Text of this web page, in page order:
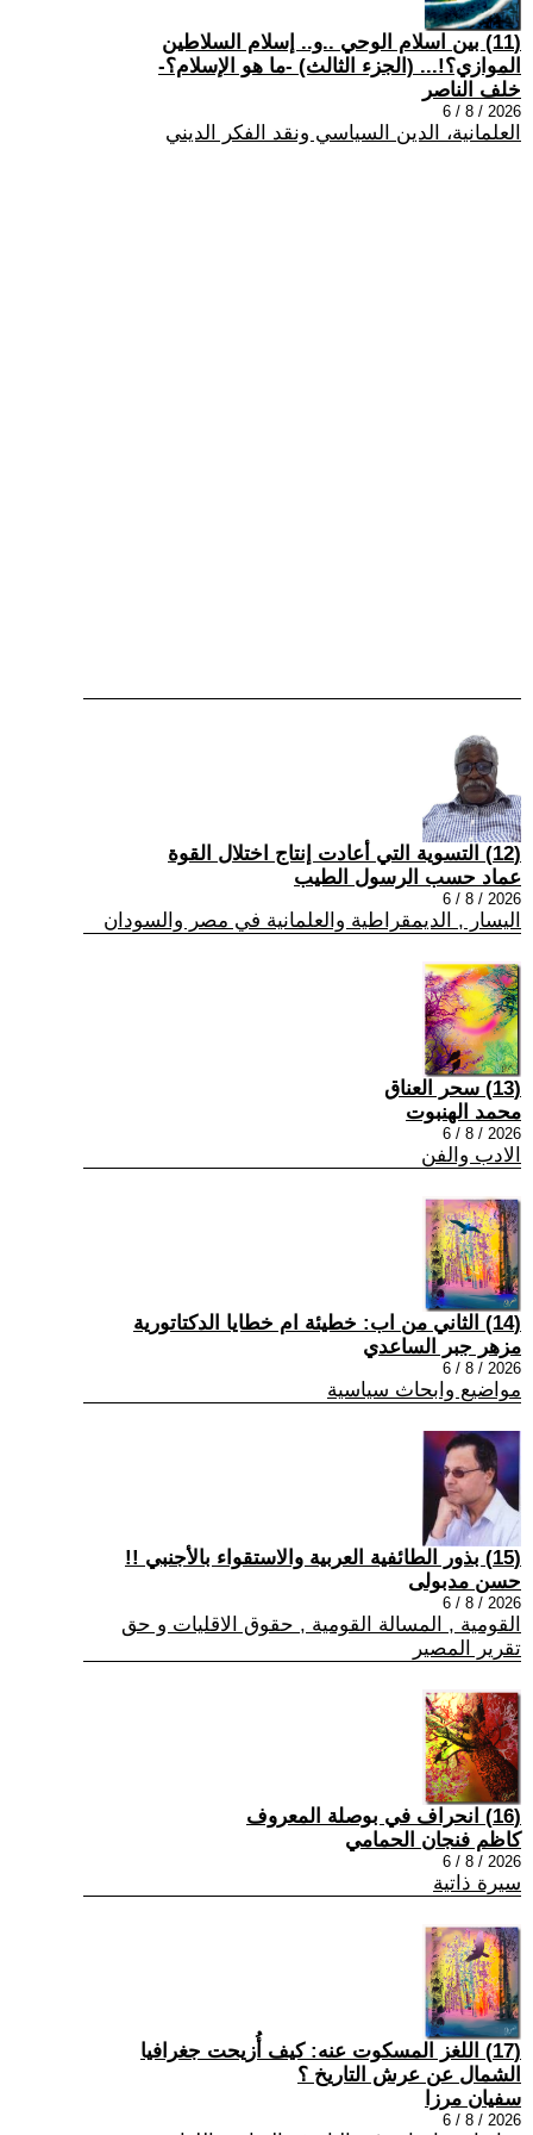
(11) بين اسلام الوحي ..و.. إسلام السلاطين
الموازي؟!... (الجزء الثالث) -ما هو الإسلام؟-
خلف الناصر
2026 / 8 / 6
العلمانية، الدين السياسي ونقد الفكر الديني
(12) التسوية التي أعادت إنتاج اختلال القوة
عماد حسب الرسول الطيب
2026 / 8 / 6
اليسار , الديمقراطية والعلمانية في مصر والسودان
(13) سحر العناق
محمد الهنبوت
2026 / 8 / 6
الادب والفن
(14) الثاني من اب: خطيئة ام خطايا الدكتاتورية
مزهر جبر الساعدي
2026 / 8 / 6
مواضيع وابحاث سياسية
(15) بذور الطائفية العربية والاستقواء بالأجنبي !!
حسن مدبولى
2026 / 8 / 6
القومية , المسالة القومية , حقوق الاقليات و حق
تقرير المصير
(16) انحراف في بوصلة المعروف
كاظم فنجان الحمامي
2026 / 8 / 6
سيرة ذاتية
(17) اللغز المسكوت عنه: كيف أُزيحت جغرافيا
الشمال عن عرش التاريخ ؟
سفيان مرزا
2026 / 8 / 6